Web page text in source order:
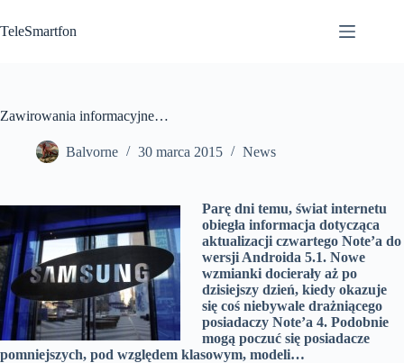
do
treści
TeleSmartfon
Zawirowania informacyjne…
Balvorne 30 marca 2015 News
Parę dni temu, świat internetu
obiegła informacja dotycząca
aktualizacji czwartego Note’a do
wersji Androida 5.1. Nowe
wzmianki docierały aż po
dzisiejszy dzień, kiedy okazuje
się coś niebywale drażniącego
posiadaczy Note’a 4. Podobnie
mogą poczuć się posiadacze
pomniejszych, pod względem klasowym, modeli…